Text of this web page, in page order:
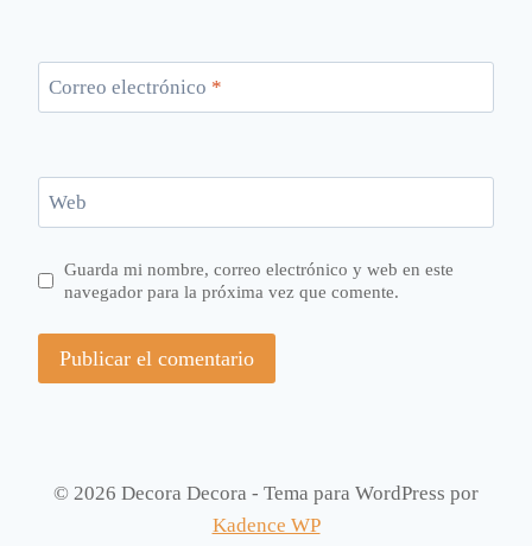
Correo electrónico *
Web
Guarda mi nombre, correo electrónico y web en este
navegador para la próxima vez que comente.
© 2026 Decora Decora - Tema para WordPress por
Kadence WP